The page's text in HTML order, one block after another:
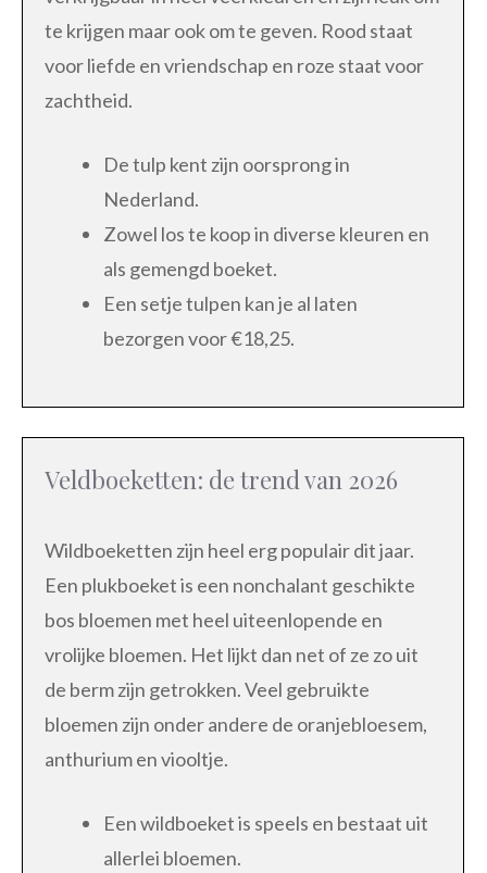
te krijgen maar ook om te geven. Rood staat
voor liefde en vriendschap en roze staat voor
zachtheid.
De tulp kent zijn oorsprong in
Nederland.
Zowel los te koop in diverse kleuren en
als gemengd boeket.
Een setje tulpen kan je al laten
bezorgen voor €18,25.
Veldboeketten: de trend van 2026
Wildboeketten zijn heel erg populair dit jaar.
Een plukboeket is een nonchalant geschikte
bos bloemen met heel uiteenlopende en
vrolijke bloemen. Het lijkt dan net of ze zo uit
de berm zijn getrokken. Veel gebruikte
bloemen zijn onder andere de oranjebloesem,
anthurium en viooltje.
Een wildboeket is speels en bestaat uit
allerlei bloemen.